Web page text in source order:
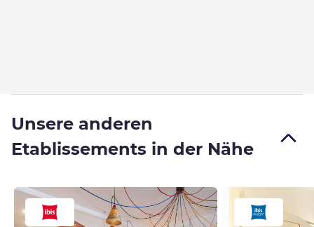
Unsere anderen
Etablissements in der Nähe